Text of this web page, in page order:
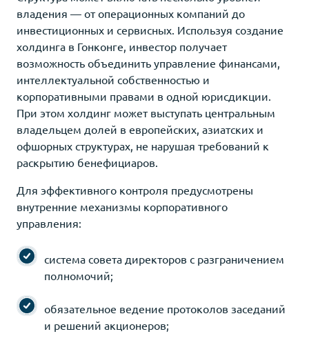
владения — от операционных компаний до
инвестиционных и сервисных. Используя создание
холдинга в Гонконге, инвестор получает
возможность объединить управление финансами,
интеллектуальной собственностью и
корпоративными правами в одной юрисдикции.
При этом холдинг может выступать центральным
владельцем долей в европейских, азиатских и
офшорных структурах, не нарушая требований к
раскрытию бенефициаров.
Для эффективного контроля предусмотрены
внутренние механизмы корпоративного
управления:
система совета директоров с разграничением
полномочий;
обязательное ведение протоколов заседаний
и решений акционеров;